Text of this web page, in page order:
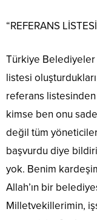
“REFERANS
Türkiye Belediyeler
listesi
referans
kimse ben onu
değil tüm
başvurdu diye
yok. Benim
Allah’ın bir
Milletvekillerimin,